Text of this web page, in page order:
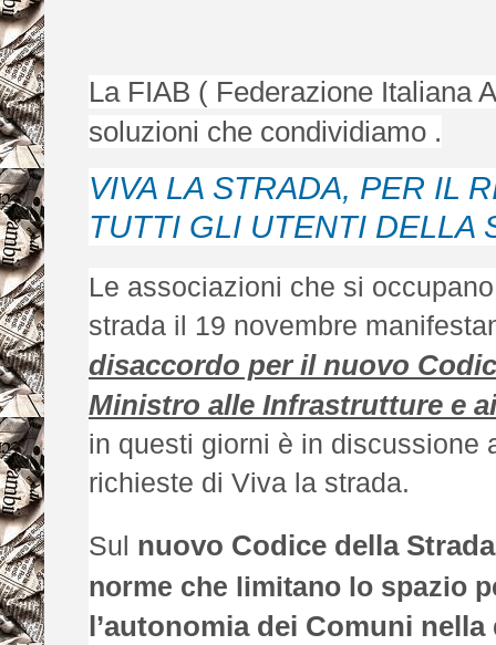
La FIAB ( Federazione Italiana
soluzioni che condividiamo .
VIVA LA STRADA, PER IL
TUTTI GLI UTENTI DELLA
Le associazioni che si
strada il 19 novembre
disaccordo per il nuovo
Ministro alle Infrastrutture e
in questi giorni è in discussione
richieste di Viva la strada.
Sul nuovo Codice della Strada
norme che limitano lo spazio
l’autonomia dei Comuni